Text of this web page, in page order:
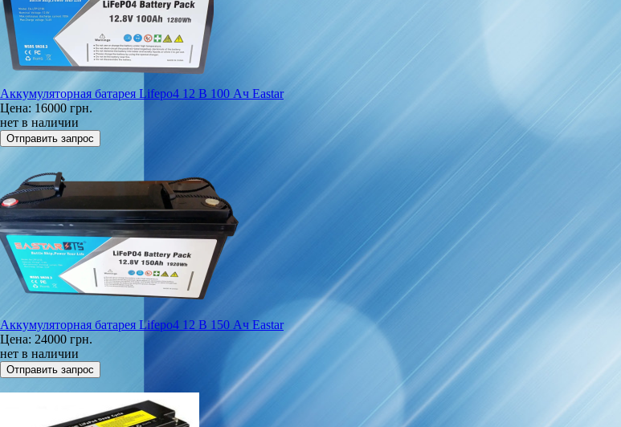
Аккумуляторная батарея Lifepo4 12 В 100 Ач Eastar
Цена: 16000 грн.
нет в наличии
Аккумуляторная батарея Lifepo4 12 В 150 Ач Eastar
Цена: 24000 грн.
нет в наличии